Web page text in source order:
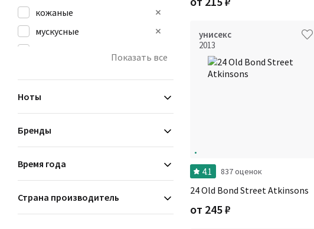
кожаные
мускусные
Показать все
Ноты
Бренды
Время года
Страна производитель
унисекс
2013
4.1 837 оценок
24 Old Bond Street Atkinsons
от 245₽